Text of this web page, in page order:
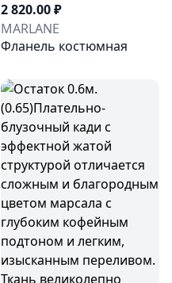
2 820.00 ₽
MARLANE
Фланель костюмная